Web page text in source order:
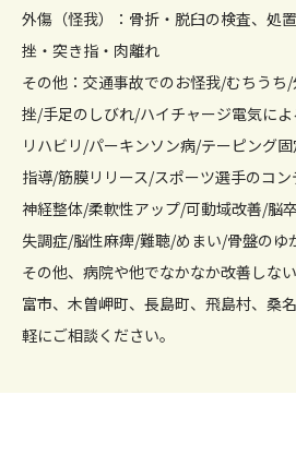
外傷（怪我）：骨折・脱臼の検査、処
挫・突き指・肉離れ
その他：交通事故でのお怪我/むちう
挫/手足のしびれ/ハイチャージ電気に
リハビリ/パーキンソン病/テーピング
指導/筋膜リリース/スポーツ選手のコ
神経整体/柔軟性アップ/可動域改善/脳
失調症/脳性麻痺/難聴/めまい/骨盤のゆ
その他、病院や他でなかなか改善しな
富市、木曽岬町、長島町、飛島村、桑
軽にご相談ください。